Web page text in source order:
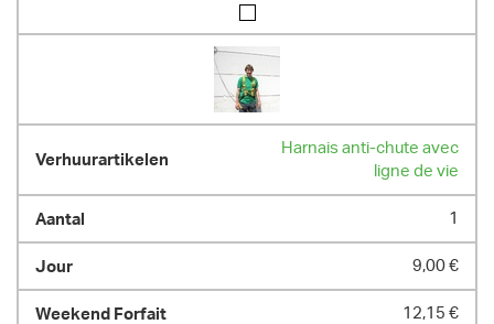
Harnais anti-chute avec
ligne de vie
1
9,00 €
12,15 €